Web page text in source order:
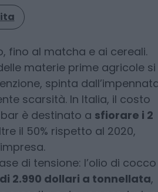
fino al matcha e ai cereali.
materie prime agricole si
spinta dall’impennata
scarsità. In Italia, il costo
è destinato asfiorare i 2
il 50% rispetto al 2020,